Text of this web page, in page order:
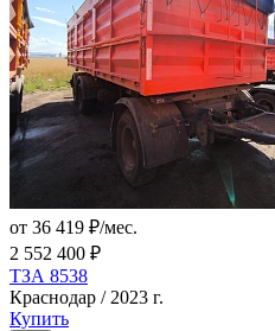
от 36 419 ₽/мес.
2 552 400 ₽
ТЗА 8538
Краснодар / 2023 г.
Купить